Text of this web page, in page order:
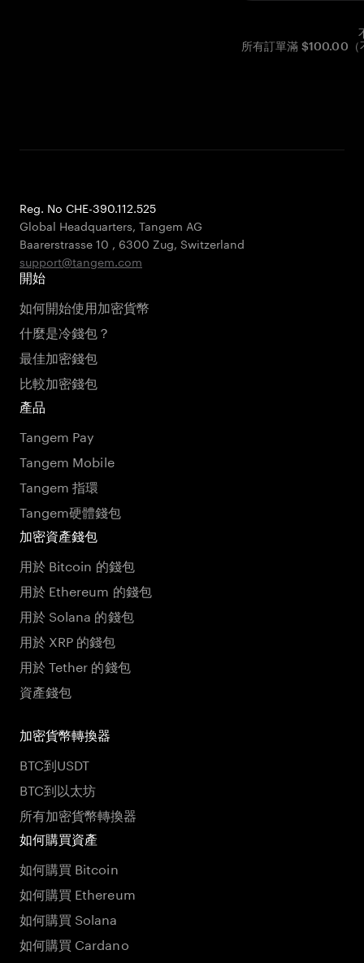
所有訂單滿 $100.00（
Reg. No CHE-390.112.525
Global Headquarters, Tangem AG
Baarerstrasse 10 , 6300 Zug, Switzerland
support@tangem.com
開始
如何開始使用加密貨幣
什麼是冷錢包？
最佳加密錢包
比較加密錢包
產品
Tangem Pay
Tangem Mobile
Tangem 指環
Tangem硬體錢包
加密資產錢包
用於 Bitcoin 的錢包
用於 Ethereum 的錢包
用於 Solana 的錢包
用於 XRP 的錢包
用於 Tether 的錢包
資產錢包
加密貨幣轉換器
BTC到USDT
BTC到以太坊
所有加密貨幣轉換器
如何購買資產
如何購買 Bitcoin
如何購買 Ethereum
如何購買 Solana
如何購買 Cardano